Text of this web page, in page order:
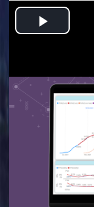
Play